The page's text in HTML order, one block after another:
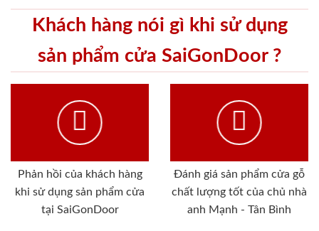
Khách hàng nói gì khi sử dụng
sản phẩm cửa SaiGonDoor ?
Phản hồi của khách hàng
khi sử dụng sản phẩm cửa
tại SaiGonDoor
Đánh giá sản phẩm cửa gỗ
chất lượng tốt của chủ nhà
anh Mạnh - Tân Bình